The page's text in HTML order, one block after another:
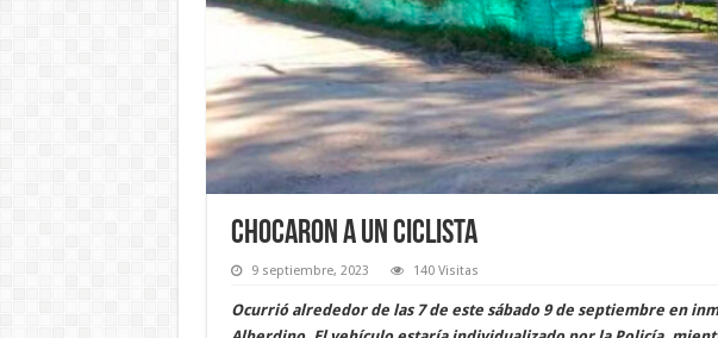
Chocaron a un ciclista
9 septiembre, 2023 140 Visitas
Ocurrió alrededor de las 7 de este sábado 9 de septiembre en